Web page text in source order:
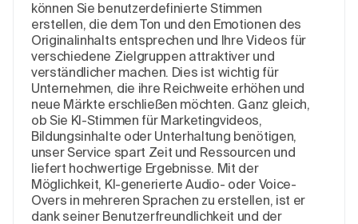
können Sie benutzerdefinierte Stimmen
erstellen, die dem Ton und den Emotionen des
Originalinhalts entsprechen und Ihre Videos für
verschiedene Zielgruppen attraktiver und
verständlicher machen. Dies ist wichtig für
Unternehmen, die ihre Reichweite erhöhen und
neue Märkte erschließen möchten. Ganz gleich,
ob Sie KI-Stimmen für Marketingvideos,
Bildungsinhalte oder Unterhaltung benötigen,
unser Service spart Zeit und Ressourcen und
liefert hochwertige Ergebnisse. Mit der
Möglichkeit, KI-generierte Audio- oder Voice-
Overs in mehreren Sprachen zu erstellen, ist er
dank seiner Benutzerfreundlichkeit und der